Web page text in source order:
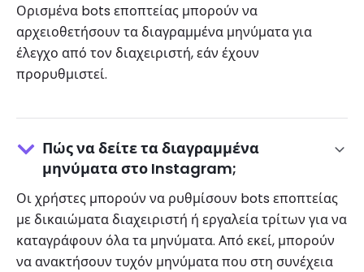
Ορισμένα bots εποπτείας μπορούν να
αρχειοθετήσουν τα διαγραμμένα μηνύματα για
έλεγχο από τον διαχειριστή, εάν έχουν
προρυθμιστεί.
Πώς να δείτε τα διαγραμμένα
μηνύματα στο Instagram;
Οι χρήστες μπορούν να ρυθμίσουν bots εποπτείας
με δικαιώματα διαχειριστή ή εργαλεία τρίτων για να
καταγράφουν όλα τα μηνύματα. Από εκεί, μπορούν
να ανακτήσουν τυχόν μηνύματα που στη συνέχεια